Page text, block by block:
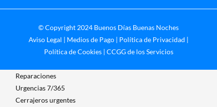
© Copyright 2024 Buenos Días Buenas Noches
Aviso Legal | Medios de Pago | Política de Privacidad |
Política de Cookies| CCGG de los Servicios
Reparaciones
Urgencias 7/365
Cerrajeros urgentes